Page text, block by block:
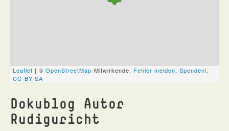
Dokublog Autor
Rudiguricht